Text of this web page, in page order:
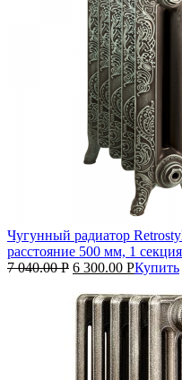
Чугунный радиатор
расстояние 500 мм, 1 секция
7 040.00Р 6 300.00 РКупить